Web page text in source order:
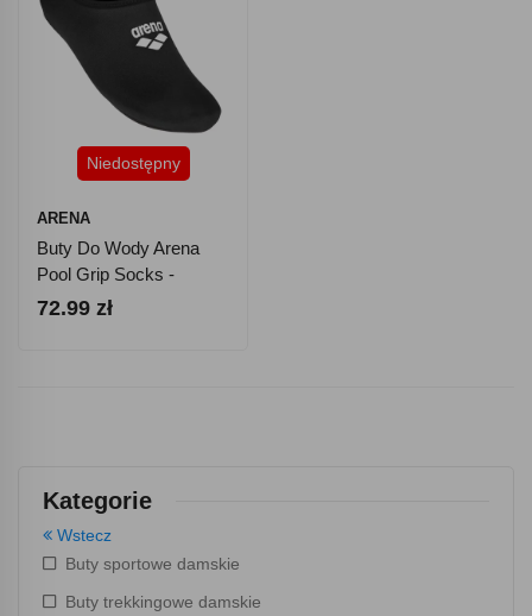
Kategorie
Wstecz
Buty sportowe damskie
Buty trekkingowe damskie
Niedostępny
ARENA
Buty Do Wody Arena
Pool Grip Socks -
Czarne
72.99 zł